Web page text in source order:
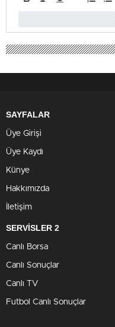
SAYFALAR
Üye Girişi
Üye Kaydı
Künye
Hakkımızda
İletişim
SERVİSLER 2
Canlı Borsa
Canlı Sonuçlar
Canlı TV
Futbol Canlı Sonuçlar